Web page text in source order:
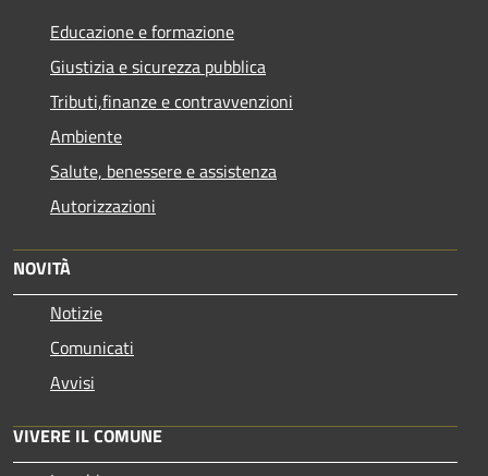
Educazione e formazione
Giustizia e sicurezza pubblica
Tributi,finanze e contravvenzioni
Ambiente
Salute, benessere e assistenza
Autorizzazioni
NOVITÀ
Notizie
Comunicati
Avvisi
VIVERE IL COMUNE